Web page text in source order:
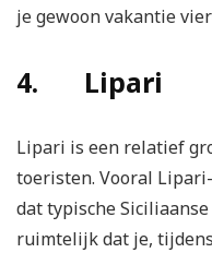
je gewoon vakantie
4. Lipari
Lipari is een relatief
toeristen. Vooral
dat typische
ruimtelijk dat je,